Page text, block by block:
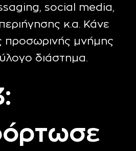
social media,
κ.α. Κάνε
προσωρινής μνήμης
διάστημα.